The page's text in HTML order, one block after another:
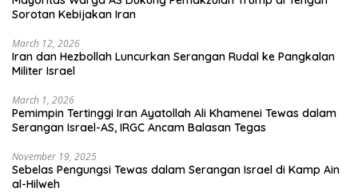
Sorotan Kebijakan Iran
March 12, 2026
Iran dan Hezbollah Luncurkan Serangan Rudal ke Pangkalan
Militer Israel
March 1, 2026
Pemimpin Tertinggi Iran Ayatollah Ali Khamenei Tewas dalam
Serangan Israel-AS, IRGC Ancam Balasan Tegas
November 19, 2025
Sebelas Pengungsi Tewas dalam Serangan Israel di Kamp Ain
al-Hilweh